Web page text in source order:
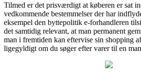
Tilmed er det prisværdigt at køberen er sat
vedkommende bestemmelser der har
eksempel den byttepolitik e-forhandleren
det samtidig relevant, at man permanent
man i fremtiden kan eftervise sin shopping
ligegyldigt om du søger efter varer til en